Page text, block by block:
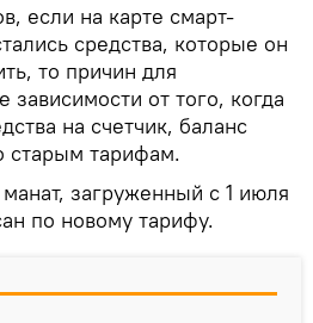
если на карте смарт-
средства, которые он
то причин для
зависимости от того, когда
на счетчик, баланс
старым тарифам.
загруженный с 1 июля
по новому тарифу.